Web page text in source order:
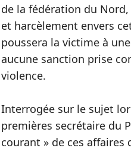
de la fédération du
et harcèlement envers
poussera la victime à
aucune sanction prise
violence.
Interrogée sur le sujet
premières secrétaire du
courant » de ces affaires